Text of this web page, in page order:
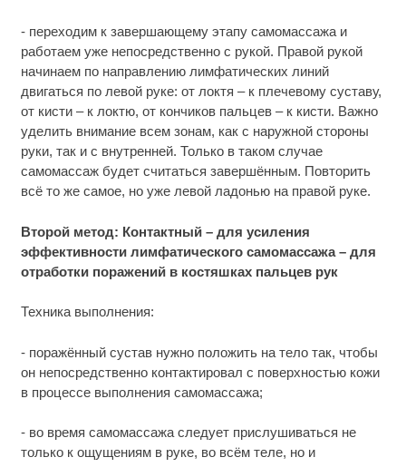
- переходим к завершающему этапу самомассажа и
работаем уже непосредственно с рукой. Правой рукой
начинаем по направлению лимфатических линий
двигаться по левой руке: от локтя – к плечевому суставу,
от кисти – к локтю, от кончиков пальцев – к кисти. Важно
уделить внимание всем зонам, как с наружной стороны
руки, так и с внутренней. Только в таком случае
самомассаж будет считаться завершённым. Повторить
всё то же самое, но уже левой ладонью на правой руке.
Второй метод: Контактный – для усиления
эффективности лимфатического самомассажа – для
отработки поражений в костяшках пальцев рук
Техника выполнения:
- поражённый сустав нужно положить на тело так, чтобы
он непосредственно контактировал с поверхностью кожи
в процессе выполнения самомассажа;
- во время самомассажа следует прислушиваться не
только к ощущениям в руке, во всём теле, но и